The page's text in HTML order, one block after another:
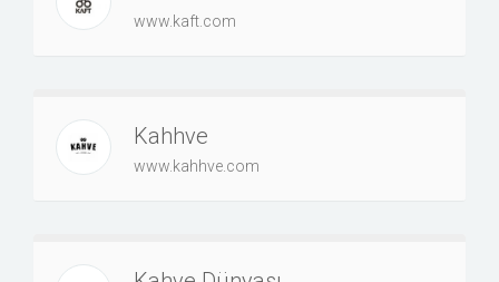
www.kaft.com
Kahhve
www.kahhve.com